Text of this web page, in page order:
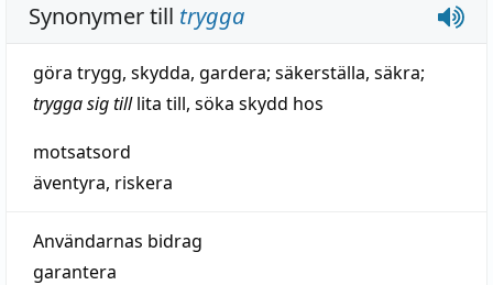
Synonymer till trygga
göra trygg, skydda, gardera; säkerställa, säkra;
trygga sig till lita till, söka skydd hos
motsatsord
äventyra, riskera
Användarnas bidrag
garantera